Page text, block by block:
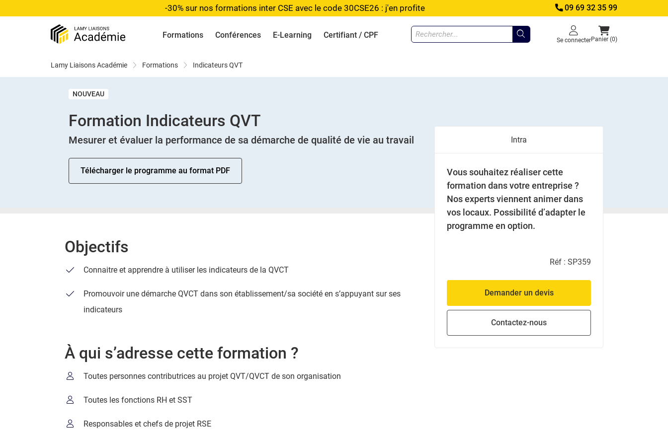
-30% sur nos formations inter CSE avec le code 30CSE26 : j'en profite 09 69 32 35 99
Formations Conférences E-Learning Certifiant / CPF
Se connecterPanier (0)
Lamy Liaisons Académie Formations Indicateurs QVT
NOUVEAU
Formation Indicateurs QVT
Mesurer et évaluer la performance de sa démarche de qualité de vie au travail
Télécharger le programme au format PDF
Objectifs
Connaitre et apprendre à utiliser les indicateurs de la QVCT
Promouvoir une démarche QVCT dans son établissement/sa société en s’appuyant sur ses
indicateurs
À qui s’adresse cette formation ?
Toutes personnes contributrices au projet QVT/QVCT de son organisation
Toutes les fonctions RH et SST
Responsables et chefs de projet RSE
Intra
Vous souhaitez réaliser cette
formation dans votre entreprise ?
Nos experts viennent animer dans
vos locaux. Possibilité d’adapter le
programme en option.
Réf : SP359
Demander un devis
Contactez-nous